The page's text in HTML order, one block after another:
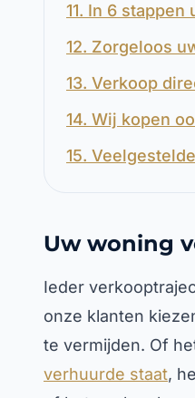
11. In 6
12. Zorgeloos
13. Verkoop
14. Wij kopen
15.
Uw woning
Ieder
onze klanten
te vermijden. Of
verhuurde staat,